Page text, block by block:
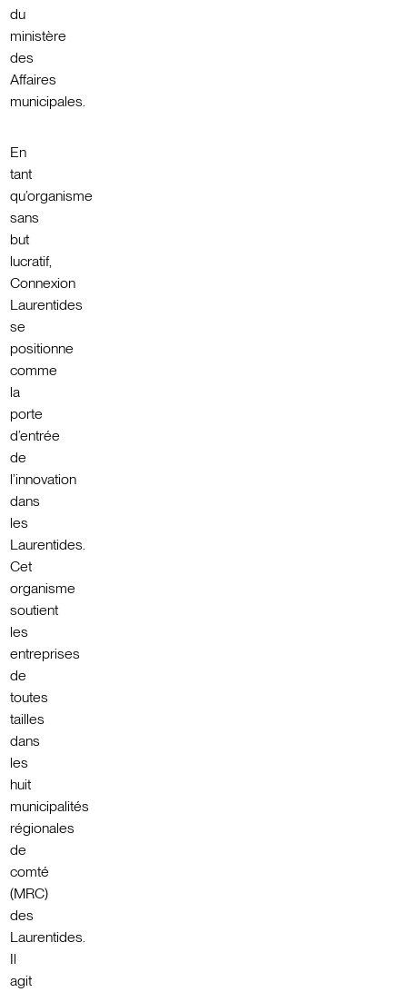
du
ministère
des
Affaires
municipales.
En
tant
qu’organisme
sans
but
lucratif,
Connexion
Laurentides
se
positionne
comme
la
porte
d’entrée
de
l’innovation
dans
les
Laurentides.
Cet
organisme
soutient
les
entreprises
de
toutes
tailles
dans
les
huit
municipalités
régionales
de
comté
(MRC)
des
Laurentides.
Il
agit